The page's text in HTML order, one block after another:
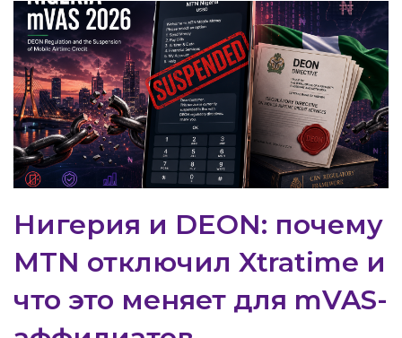
Нигерия и DEON: почему
MTN отключил Xtratime и
что это меняет для mVAS-